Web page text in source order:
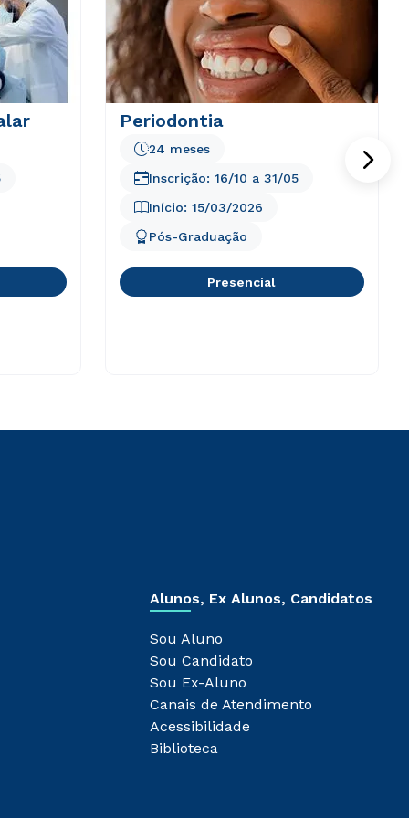
Periodontia
Início: 15/03/2026
24 meses
Pós-Graduação
Inscrição: 16/10 a 31/05
Presencial
Alunos, Ex Alunos, Candidatos
Sou Aluno
Sou Candidato
Sou Ex-Aluno
Canais de Atendimento
Acessibilidade
Biblioteca